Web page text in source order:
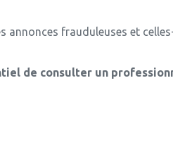
annonces frauduleuses et
de consulter un